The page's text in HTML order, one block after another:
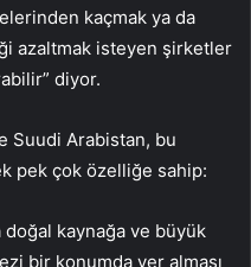
kaçmak ya da
azaltmak isteyen şirketler
diyor.
Suudi Arabistan, bu
pek çok özelliğe sahip:
kaynağa ve büyük
bir konumda yer alması